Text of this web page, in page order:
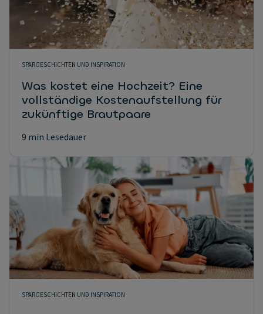
SPARGESCHICHTEN UND INSPIRATION
Was kostet eine Hochzeit? Eine
vollständige Kostenaufstellung für
zukünftige Brautpaare
9 min Lesedauer
SPARGESCHICHTEN UND INSPIRATION